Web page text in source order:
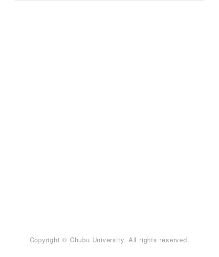
Copyright © Chubu University. All rights reserved.